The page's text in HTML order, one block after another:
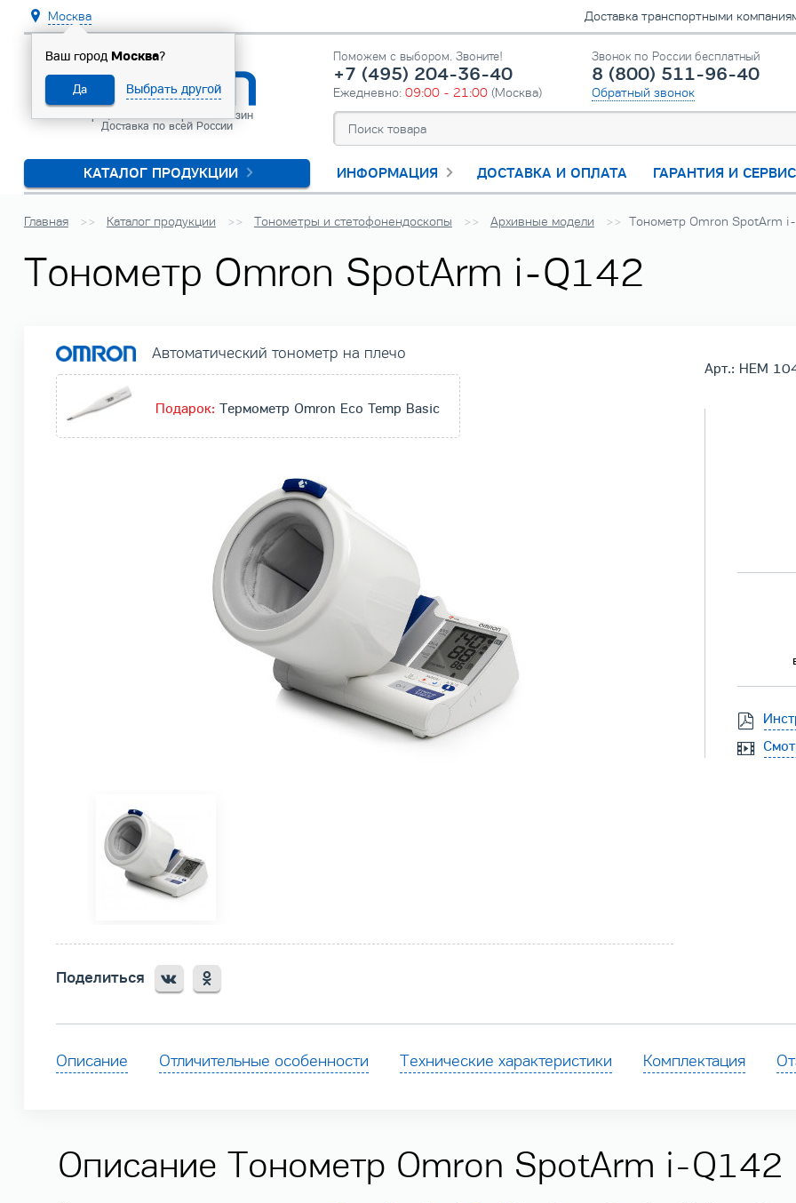
Москва
Ваш город Москва?
Да Выбрать другой
Доставка транспортными
Официальный интернет-магазин
Доставка по всей России
Поможем с выбором. Звоните!
+7 (495) 204-36-40
Ежедневно:09:00 - 21:00 (Москва)
Звонок по России бесплатный
8 (800) 511-96-40
Обратный звонок
КАТАЛОГ ПРОДУКЦИИ ИНФОРМАЦИЯ ДОСТАВКА И ОПЛАТА ГАРАНТИЯ И СЕРВИС
Главная Каталог продукции Тонометры и стетофонендоскопы Архивные модели Тонометр Omron SpotArm
Тонометр Omron SpotArm i-Q142
Автоматический тонометр на плечо
Подарок: Термометр Omron Eco Temp Basic
Поделиться
Арт.: HEM
Описание Отличительные особенности Технические характеристики Комплектация
Описание Тонометр Omron SpotArm i-Q142